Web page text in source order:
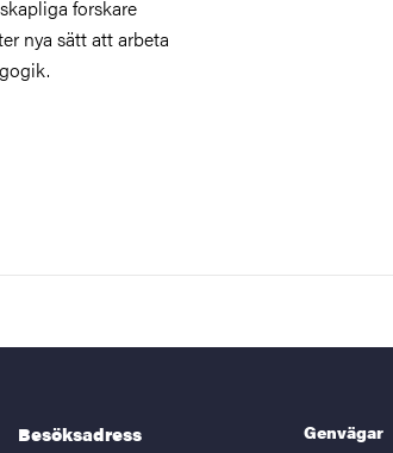
forskare
nya sätt att arbeta
Besöksadress Genvägar